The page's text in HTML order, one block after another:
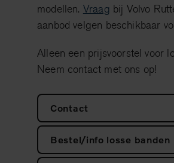
modellen. Vraag bij Volvo
aanbod velgen beschikbaar
Alleen een prijsvoorstel voor
Neem contact met ons op!
Contact
Bestel/info losse banden